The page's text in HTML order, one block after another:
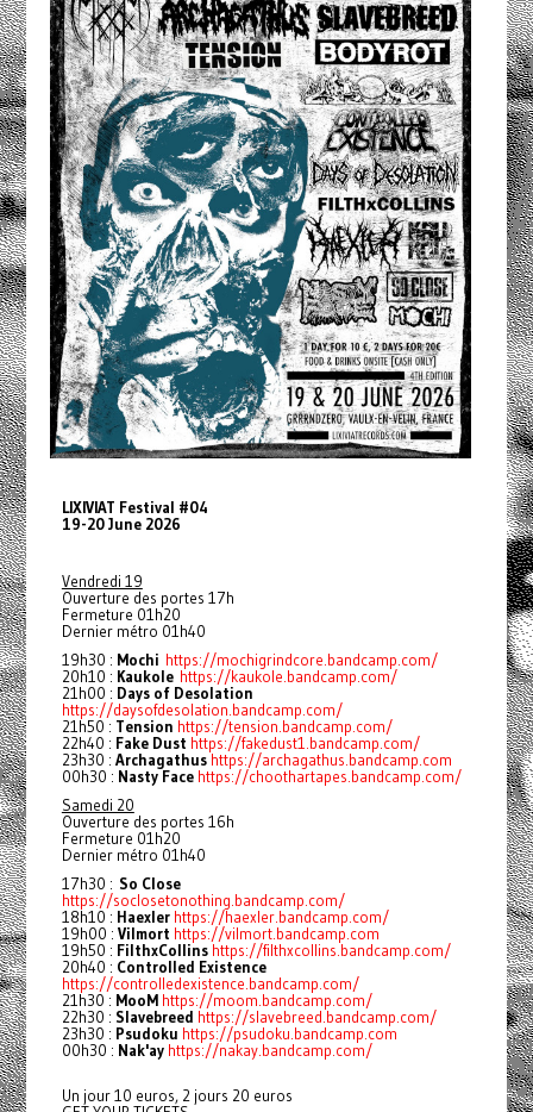
LIXIVIAT Festival #04
19-20 June 2026
Vendredi 19
Ouverture des portes 17h
Fermeture 01h20
Dernier métro 01h40
19h30 : Mochi https://mochigrindcore.bandcamp.com/
20h10 : Kaukole https://kaukole.bandcamp.com/
21h00 : Days of Desolation
https://daysofdesolation.bandcamp.com/
21h50 : Tension https://tension.bandcamp.com/
22h40 : Fake Dust https://fakedust1.bandcamp.com/
23h30 : Archagathus https://archagathus.bandcamp.com
00h30 : Nasty Face https://choothartapes.bandcamp.com/
Samedi 20
Ouverture des portes 16h
Fermeture 01h20
Dernier métro 01h40
17h30 : So Close
https://soclosetonothing.bandcamp.com/
18h10 : Haexler https://haexler.bandcamp.com/
19h00 : Vilmort https://vilmort.bandcamp.com
19h50 : FilthxCollins https://filthxcollins.bandcamp.com/
20h40 : Controlled Existence
https://controlledexistence.bandcamp.com/
21h30 : MooM https://moom.bandcamp.com/
22h30 : Slavebreed https://slavebreed.bandcamp.com/
23h30 : Psudoku https://psudoku.bandcamp.com
00h30 : Nak'ay https://nakay.bandcamp.com/
Un jour 10 euros, 2 jours 20 euros